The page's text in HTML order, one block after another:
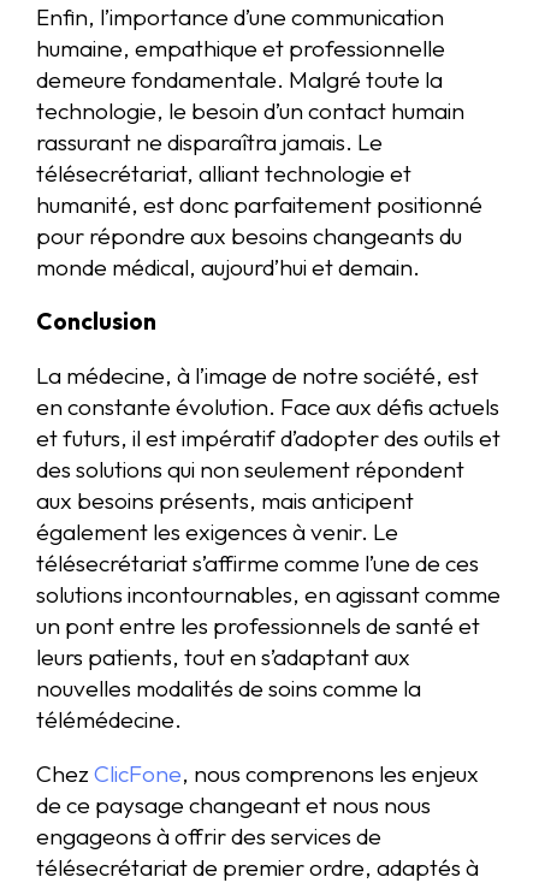
Enfin, l’importance d’une communication
humaine, empathique et professionnelle
demeure fondamentale. Malgré toute la
technologie, le besoin d’un contact humain
rassurant ne disparaîtra jamais. Le
télésecrétariat, alliant technologie et
humanité, est donc parfaitement positionné
pour répondre aux besoins changeants du
monde médical, aujourd’hui et demain.
Conclusion
La médecine, à l’image de notre société, est
en constante évolution. Face aux défis actuels
et futurs, il est impératif d’adopter des outils et
des solutions qui non seulement répondent
aux besoins présents, mais anticipent
également les exigences à venir. Le
télésecrétariat s’affirme comme l’une de ces
solutions incontournables, en agissant comme
un pont entre les professionnels de santé et
leurs patients, tout en s’adaptant aux
nouvelles modalités de soins comme la
télémédecine.
Chez ClicFone, nous comprenons les enjeux
de ce paysage changeant et nous nous
engageons à offrir des services de
télésecrétariat de premier ordre, adaptés à